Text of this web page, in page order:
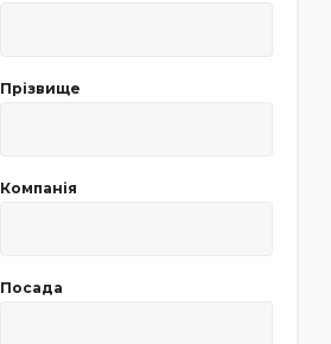
Прізвище
Компанія
Посада